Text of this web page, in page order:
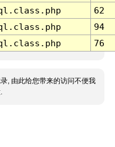
62
94
76
, 由此给您带来的访问不便我